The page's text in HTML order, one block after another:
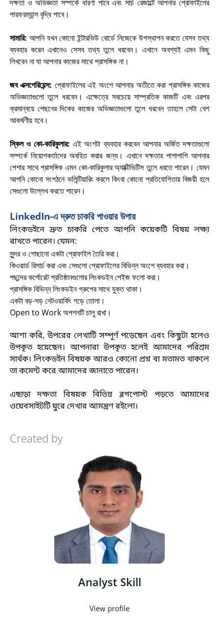
দক্ষতা ও অভিজ্ঞতা সম্পর্কে ধারণা পাবে এবং সার্চ রেজাল্টে আপনার প্রোফাইলের
পারফরম্যান্স বৃদ্ধি পাবে।
সামারি: আপনি যখন কোনো ইন্টারভিউ বোর্ডে নিজেকে উপস্থাপন করতে যেসব তথ্য
ব্যবহার করেন এখানেও সেসব তথ্য তুলে ধরবেন। এখানে অবশ্যই এমন কিছু
লিখবেন না যা আপনার কাজের সাথে প্রাসঙ্গিক না ।
জব এক্সপেরিয়েন্স: প্রোফাইলের এই অংশে আপনার অতীতে করা প্রাসঙ্গিক কাজের
অভিজ্ঞতাগুলো তুলে ধরবেন। এক্ষেত্রে সবচেয়ে সাম্প্রতিক কাজটি এবং এরপর
ক্রমান্বয়ে পেছনের দিকের কাজের অভিজ্ঞতাগুলো তুলে ধরবেন তাহলে সেটা বেশ
আকর্ষণীয় হবে।
স্কিল ও কো-কারিকুলার: এই অংশটা ব্যবহার করবেন আপনার অর্জিত দক্ষতাগুলো
সম্পর্কে নিয়োগকর্তাদের অবহিত করার জন্য। এখানে দক্ষতার পাশাপাশি আপনার
পেশার সাথে প্রাসঙ্গিক এমন কো-কারিকুলার অ্যাক্টিভিটিস তুলে ধরতে পারেন। যেমন
আপনি কোনো সংগঠনে ভলিন্টিয়ারিং করলে কিংবা কোনো প্রতিযোগিতায় বিজয়ী হলে
সেগুলো উল্লেখ করতে পারেন।
LinkedIn-এ দ্রুত চাকরি পাওয়ার উপায়
লিংকডইনে দ্রুত চাকরি পেতে আপনি কয়েকটি বিষয় লক্ষ্য
রাখতে পারেন। যেমন:
সুন্দর ও গোছানো একটা প্রোফাইল তৈরি করা ।
কিওয়ার্ড রিসার্চ করা এবং সেগুলো প্রোফাইলের বিভিন্ন অংশে ব্যবহার করা ।
পছন্দের কর্পোরেট প্রতিষ্ঠানগুলোর লিংকডইন পেইজ ফলো করা ।
প্রাসঙ্গিক বিভিন্ন লিংকডইন গ্রুপের সাথে যুক্ত থাকা ।
একটা বড়-সড় নেটওয়ার্কিং গড়ে তোলা ।
Open to Work অপশনটি চালু রাখা ।
আশা করি, উপরের লেখাটি সম্পূর্ণ পড়েছেন এবং কিছুটা হলেও
উপকৃত হয়েছেন। আপনারা উপকৃত হলেই আমাদের পরিশ্রম
সার্থক। লিংকডইন বিষয়ক আরও কোনো প্রশ্ন বা মতামত থাকলে
তা কমেন্ট করে আমাদের জানাতে পারেন।
এছাড়া দক্ষতা বিষয়ক বিভিন্ন ব্লগপোস্ট পড়তে আমাদের
ওয়েবসাইটটি ঘুরে দেখার আমন্ত্রণ রইলো।
Created by
Analyst Skill
View profile